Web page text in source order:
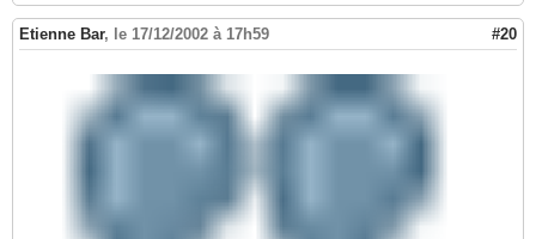
Etienne Bar, le 17/12/2002 à 17h59 #20